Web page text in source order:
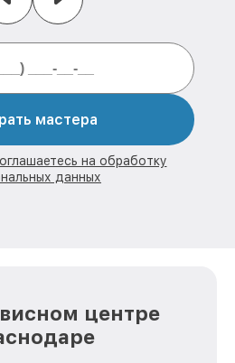
мастера
на обработку
данных
центре